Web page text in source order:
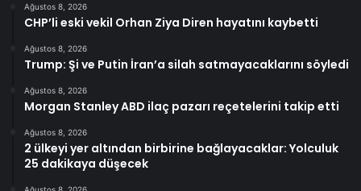
Ağustos 8, 2026
CHP’li eski vekil Orhan Ziya Diren hayatını kaybetti
Ağustos 8, 2026
Trump: Şi ve Putin İran’a silah satmayacaklarını söyledi
Ağustos 8, 2026
Morgan Stanley ABD ilaç pazarı reçetelerini takip etti
Ağustos 8, 2026
2 ülkeyi yer altından birbirine bağlayacaklar: Yolculuk
25 dakikaya düşecek